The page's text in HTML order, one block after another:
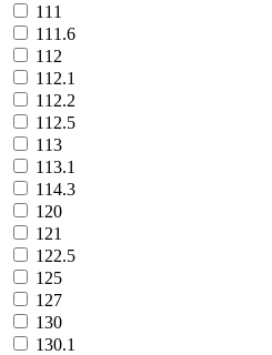
111
111.6
112
112.1
112.2
112.5
113
113.1
114.3
120
121
122.5
125
127
130
130.1